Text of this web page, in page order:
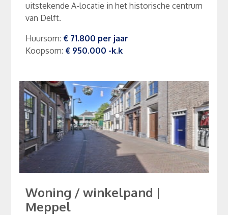
uitstekende A-locatie in het historische centrum
van Delft.
Huursom: € 71.800 per jaar
Koopsom: € 950.000 -k.k
Woning / winkelpand |
Meppel